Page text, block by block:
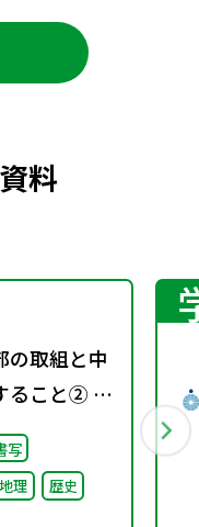
料
の取組と中
ること② ～
写
地理 歴史